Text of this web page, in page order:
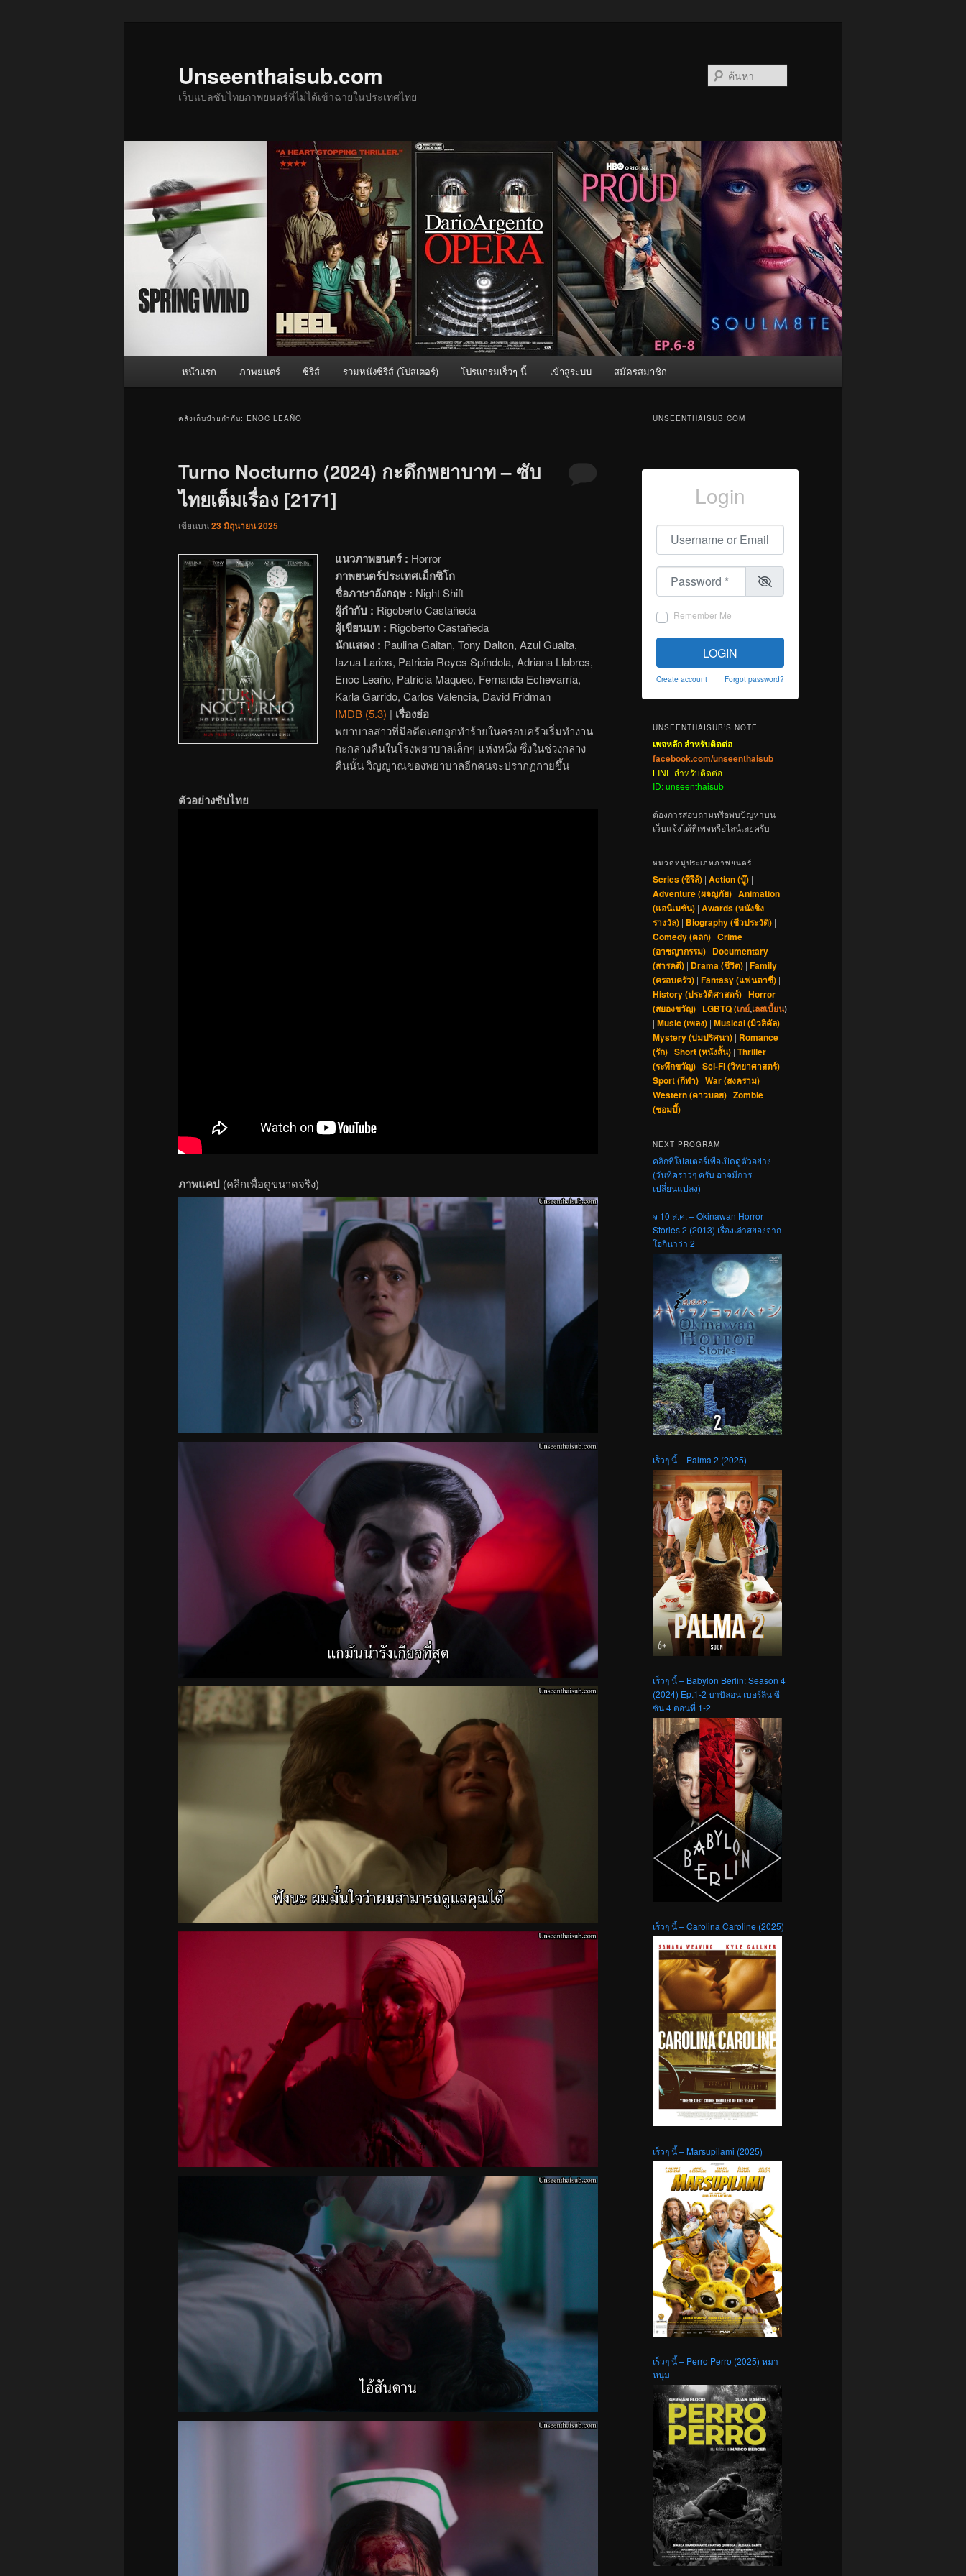
Unseenthaisub.com
เว็บแปลซับไทยภาพยนตร์ที่ไม่ได้เข้าฉายในประเทศไทย
หน้าแรก ภาพยนตร์ ซีรีส์ รวมหนังซีรีส์ (โปสเตอร์) โปรแกรมเร็วๆ นี้ เข้าสู่ระบบ สมัครสมาชิก
คลังเก็บป้ายกำกับ: ENOC LEAÑO
Turno Nocturno (2024) กะดึกพยาบาท – ซับ
ไทยเต็มเรื่อง [2171]
เขียนบน23 มิถุนายน 2025
แนวภาพยนตร์ : Horror
ภาพยนตร์ประเทศเม็กซิโก
ชื่อภาษาอังกฤษ : Night Shift
ผู้กำกับ : Rigoberto Castañeda
ผู้เขียนบท : Rigoberto Castañeda
นักแสดง : Paulina Gaitan, Tony Dalton, Azul Guaita,
Iazua Larios, Patricia Reyes Spíndola, Adriana Llabres,
Enoc Leaño, Patricia Maqueo, Fernanda Echevarría,
Karla Garrido, Carlos Valencia, David Fridman
IMDB (5.3) | เรื่องย่อ
พยาบาลสาวที่มีอดีตเคยถูกทำร้ายในครอบครัวเริ่มทำงาน
กะกลางคืนในโรงพยาบาลเล็กๆ แห่งหนึ่ง ซึ่งในช่วงกลาง
คืนนั้น วิญญาณของพยาบาลอีกคนจะปรากฏกายขึ้น
ตัวอย่างซับไทย
ภาพแคป (คลิกเพื่อดูขนาดจริง)
UNSEENTHAISUB.COM
Login
Username or Email
Password
Remember Me
LOGIN
Create account Forgot password?
UNSEENTHAISUB’S NOTE
เพจหลัก สำหรับติดต่อ
facebook.com/unseenthaisub
LINE สำหรับติดต่อ
ID: unseenthaisub
ต้องการสอบถามหรือพบปัญหาบน
เว็บแจ้งได้ที่เพจหรือไลน์เลยครับ
หมวดหมู่ประเภทภาพยนตร์
Series (ซีรีส์) | Action (บู๊) |
Adventure (ผจญภัย) | Animation
(แอนิเมชัน) | Awards (หนังชิง
รางวัล) | Biography (ชีวประวัติ) |
Comedy (ตลก) | Crime
(อาชญากรรม) | Documentary
(สารคดี) | Drama (ชีวิต) | Family
(ครอบครัว) | Fantasy (แฟนตาซี) |
History (ประวัติศาสตร์) | Horror
(สยองขวัญ) | LGBTQ (เกย์,เลสเบี้ยน)
| Music (เพลง) | Musical (มิวสิคัล) |
Mystery (ปมปริศนา) | Romance
(รัก) | Short (หนังสั้น) | Thriller
(ระทึกขวัญ) | Sci-Fi (วิทยาศาสตร์) |
Sport (กีฬา) | War (สงคราม) |
Western (คาวบอย) | Zombie
(ซอมบี้)
NEXT PROGRAM
คลิกที่โปสเตอร์เพื่อเปิดดูตัวอย่าง
(วันที่คร่าวๆ ครับ อาจมีการ
เปลี่ยนแปลง)
จ 10 ส.ค. – Okinawan Horror
Stories 2 (2013) เรื่องเล่าสยองจาก
โอกินาว่า 2
เร็วๆ นี้ – Palma 2 (2025)
เร็วๆ นี้ – Babylon Berlin: Season 4
(2024) Ep.1-2 บาบิลอน เบอร์ลิน ซี
ซัน 4 ตอนที่ 1-2
เร็วๆ นี้ – Carolina Caroline (2025)
เร็วๆ นี้ – Marsupilami (2025)
เร็วๆ นี้ – Perro Perro (2025) หมา
หนุ่ม